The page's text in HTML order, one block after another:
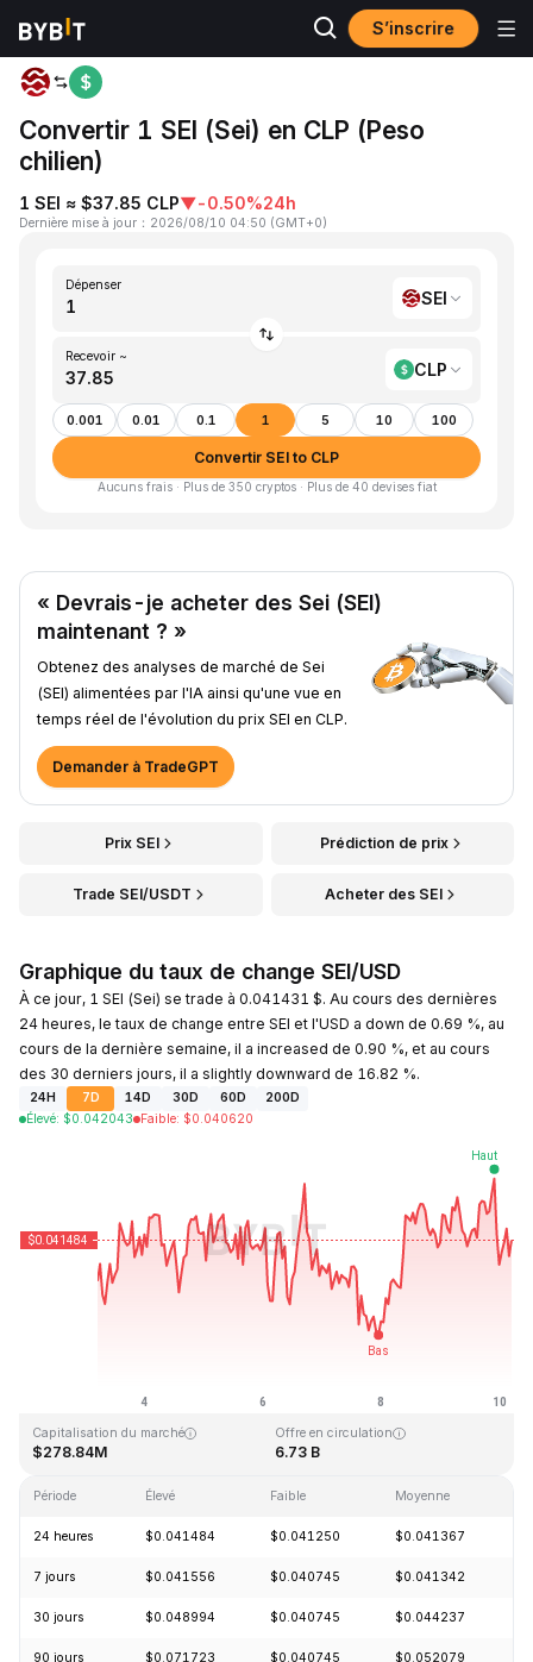
S’inscrire
Accueil
Convertir 1 SEI (Sei) en CLP (Peso
chilien)
1 SEI ≈ $37.85 CLP▼-0.50%24h
Dernière mise à jour ： 2026/08/10 04:50 (GMT+0)
Dépenser
SEI
Recevoir ~
CLP
0.001 0.01 0.1 1 5 10 100
Convertir SEI to CLP
Aucuns frais · Plus de 350 cryptos · Plus de 40 devises fiat
« Devrais-je acheter des Sei (SEI)
maintenant ? »
Obtenez des analyses de marché de Sei
(SEI) alimentées par l'IA ainsi qu'une vue en
temps réel de l'évolution du prix SEI en CLP.
Demander à TradeGPT
Prix SEI Prédiction de prix
Trade SEI/USDT Acheter des SEI
Graphique du taux de change SEI/USD
À ce jour, 1 SEI (Sei) se trade à 0.041431 $. Au cours des dernières
24 heures, le taux de change entre SEI et l'USD a down de 0.69 %, au
cours de la dernière semaine, il a increased de 0.90 %, et au cours
des 30 derniers jours, il a slightly downward de 16.82 %.
24H 7D 14D 30D 60D
200D
Élevé: $0.042043 Faible: $0.040620
Capitalisation du marché
$278.84M
Offre en circulation
6.73 B
Période Élevé Faible Moyenne
24 heures $0.041484 $0.041250 $0.041367
7 jours $0.041556 $0.040745 $0.041342
30 jours $0.048994 $0.040745 $0.044237
90 jours $0.071723 $0.040745 $0.052079